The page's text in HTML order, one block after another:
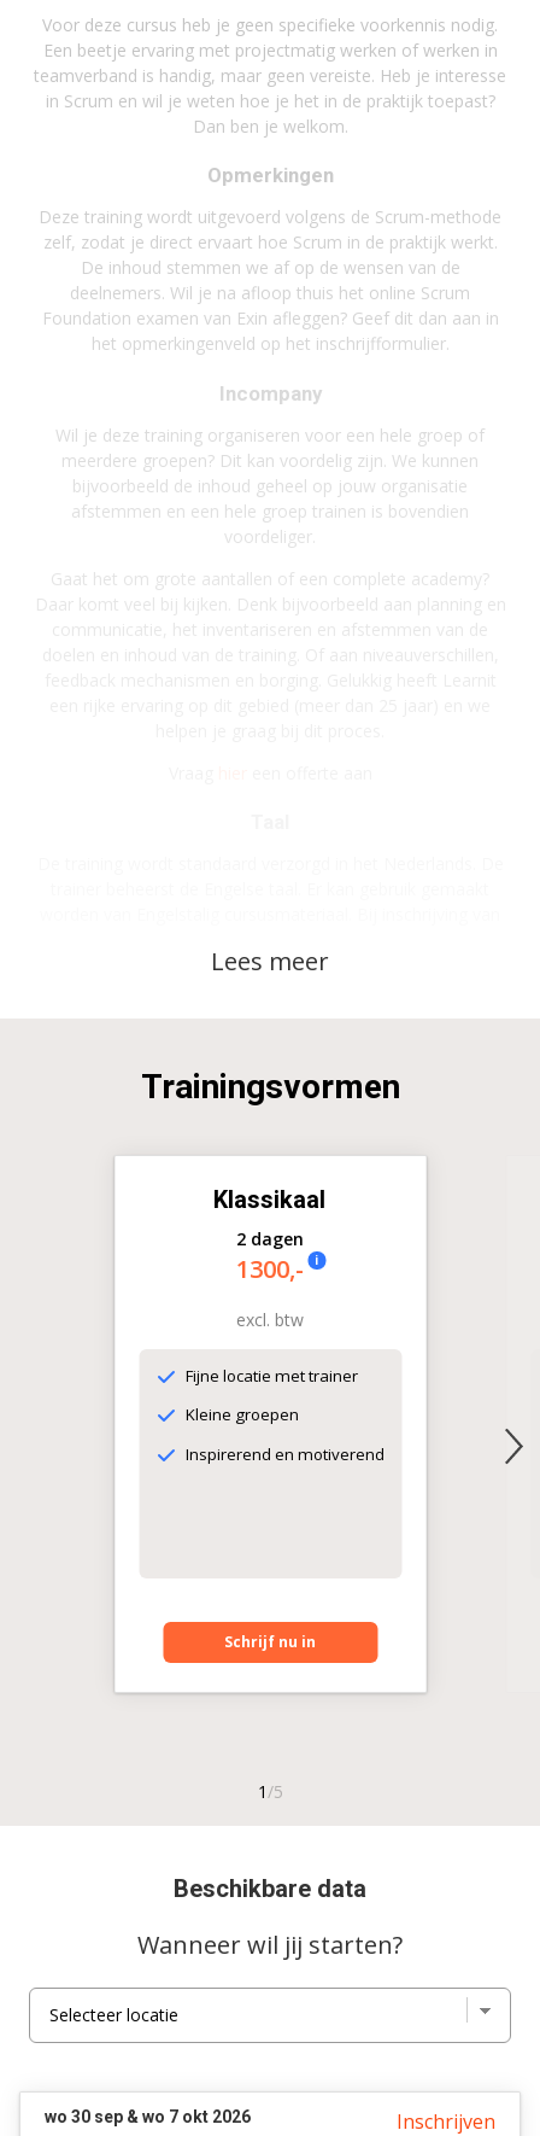
Voor deze cursus heb je geen specifieke voorkennis nodig.
Een beetje ervaring met projectmatig werken of werken in
teamverband is handig, maar geen vereiste. Heb je interesse
in Scrum en wil je weten hoe je het in de praktijk toepast?
Dan ben je welkom.
Opmerkingen
Deze training wordt uitgevoerd volgens de Scrum-methode
zelf, zodat je direct ervaart hoe Scrum in de praktijk werkt.
De inhoud stemmen we af op de wensen van de
deelnemers. Wil je na afloop thuis het online Scrum
Foundation examen van Exin afleggen? Geef dit dan aan in
het opmerkingenveld op het inschrijfformulier.
Incompany
Wil je deze training organiseren voor een hele groep of
meerdere groepen? Dit kan voordelig zijn. We kunnen
bijvoorbeeld de inhoud geheel op jouw organisatie
afstemmen en een hele groep trainen is bovendien
voordeliger.
Gaat het om grote aantallen of een complete academy?
Daar komt veel bij kijken. Denk bijvoorbeeld aan planning en
communicatie, het inventariseren en afstemmen van de
Engels verzorgd worden.
Trainingsvormen
Klassikaal
2 dagen
1300,- i
excl. btw
Fijne locatie met trainer
Kleine groepen
Inspirerend en motiverend
Schrijf nu in
Beschikbare data
Wanneer wil jij starten?
wo 30 sep & wo 7 okt 2026 Inschrijven